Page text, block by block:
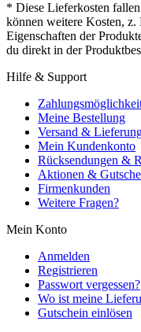
* Diese Lieferkosten
können weitere Kosten,
Eigenschaften der
du direkt in der
Hilfe & Support
Meine Bestellung
Versand &
Mein Kundenkonto
Rücksendungen &
Aktionen &
Firmenkunden
Weitere Fragen?
Mein Konto
Anmelden
Registrieren
Passwort vergessen?
Wo ist meine
Gutschein einlösen